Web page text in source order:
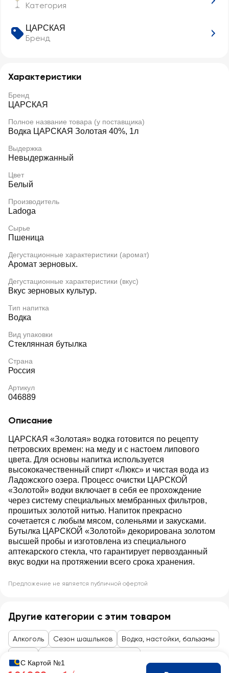
Категория
ЦАРСКАЯ
Бренд
Характеристики
Бренд
ЦАРСКАЯ
Полное название товара (у поставщика)
Водка ЦАРСКАЯ Золотая 40%, 1л
Выдержка
Невыдержанный
Цвет
Белый
Производитель
Ladoga
Сырье
Пшеница
Дегустационные характеристики (аромат)
Аромат зерновых.
Дегустационные характеристики (вкус)
Вкус зерновых культур.
Тип напитка
Водка
Вид упаковки
Стеклянная бутылка
Страна
Россия
Артикул
046889
Описание
ЦАРСКАЯ «Золотая» водка готовится по рецепту
петровских времен: на меду и с настоем липового
цвета. Для основы напитка используется
высококачественный спирт «Люкс» и чистая вода из
Ладожского озера. Процесс очистки ЦАРСКОЙ
«Золотой» водки включает в себя ее прохождение
через систему специальных мембранных фильтров,
прошитых золотой нитью. Напиток прекрасно
сочетается с любым мясом, соленьями и закусками.
Бутылка ЦАРСКОЙ «Золотой» декорирована золотом
высшей пробы и изготовлена из специального
аптекарского стекла, что гарантирует первозданный
вкус водки на протяжении всего срока хранения.
Предложение не является публичной офертой
Другие категории с этим товаром
Алкоголь Сезон шашлыков Водка, настойки, бальзамы
С Картой №1